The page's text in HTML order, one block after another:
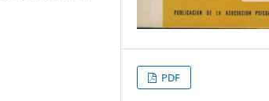
PDF